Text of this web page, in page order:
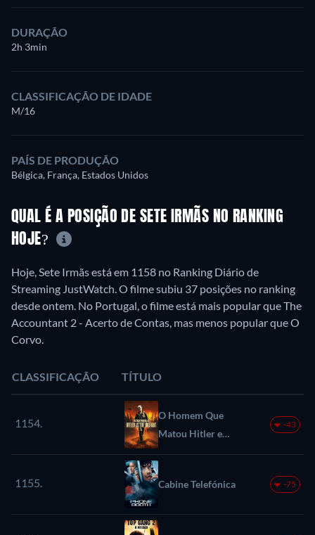
DURAÇÃO
2h 3min
CLASSIFICAÇÃO DE IDADE
M/16
PAÍS DE PRODUÇÃO
Bélgica, França, Estados Unidos
QUAL É A POSIÇÃO DE SETE IRMÃS NO RANKING
HOJE?
Hoje, Sete Irmãs está em 1158 no Ranking Diário de
Streaming JustWatch. O filme subiu 37 posições no ranking
desde ontem. No Portugal, o filme está mais popular que The
Accountant 2 - Acerto de Contas, mas menos popular que O
Corvo.
CLASSIFICAÇÃO TÍTULO
1154.
O Homem Que
Matou Hitler e
Depois o Bigfoot
-43
1155. Cabine Telefónica -75